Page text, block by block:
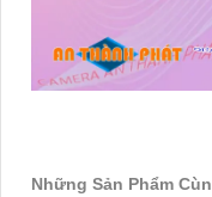
Những Sản Phẩm